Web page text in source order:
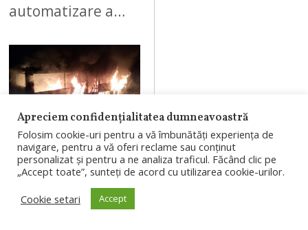
automatizare a…
08
AUGUST 7, 2026
Autobuz distrus
de un incendiu
Apreciem confidențialitatea dumneavoastră
Folosim cookie-uri pentru a vă îmbunătăți experiența de
navigare, pentru a vă oferi reclame sau conținut
personalizat și pentru a ne analiza traficul. Făcând clic pe
„Accept toate”, sunteți de acord cu utilizarea cookie-urilor.
Cookie setari
Accept